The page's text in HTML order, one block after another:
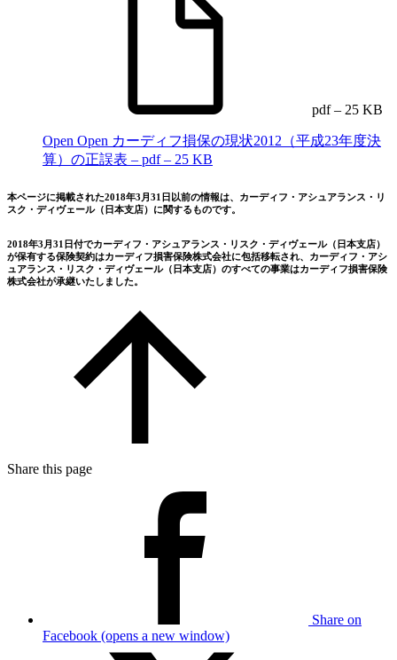
pdf – 25 KB
Open Open カーディフ損保の現状2012（平成23年度決
算）の正誤表 – pdf – 25 KB
本ページに掲載された2018年3月31日以前の情報は、カーディフ・アシュアランス・リ
スク・ディヴェール（日本支店）に関するものです。
2018年3月31日付でカーディフ・アシュアランス・リスク・ディヴェール（日本支店）
が保有する保険契約はカーディフ損害保険株式会社に包括移転され、カーディフ・アシ
ュアランス・リスク・ディヴェール（日本支店）のすべての事業はカーディフ損害保険
株式会社が承継いたしました。
Share this page
Share on
Facebook (opens a new window)